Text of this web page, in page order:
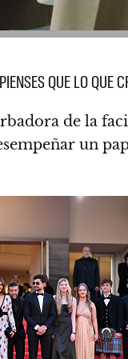
QUE LO QUE
de la
un